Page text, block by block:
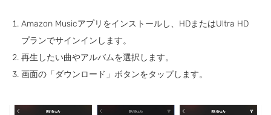
Amazon Musicアプリをインストールし、HDまたはUltra HD
プランでサインインします。
再生したい曲やアルバムを選択します。
画面の「ダウンロード」ボタンをタップします。